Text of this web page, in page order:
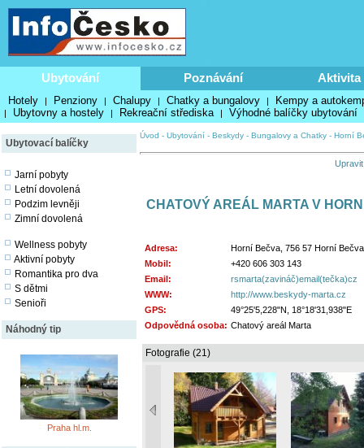
Ubytování Poznávání Aktivita
Hotely | Penziony | Chalupy | Chatky a bungalovy | Kempy a
| Ubytovny a hostely | Rekreační střediska | Výhodné balíčky ubytování
Ubytovací balíčky
Jarní pobyty
Letní dovolená
Podzim levněji
Zimní dovolená
Wellness pobyty
Aktivní pobyty
Romantika pro dva
S dětmi
Senioři
Náhodný tip
Praha hl.m.
Úvod - Ubytování - Beskydy - Bungalovy a Chatky - Horní
CHATOVÝ AREÁL MARTA V
Adresa:
Horní Bečva, 756 57 Horní Bečva
Mobil:
+420 606 303 143
Email:
rsmarta(zavináč)email(tečka)cz
WWW:
http://www.beskydy-marta.cz
GPS:
49°25'5,228"N, 18°18'31,938"E
Odpovědná osoba: Chatový areál Marta
Fotografie (21)